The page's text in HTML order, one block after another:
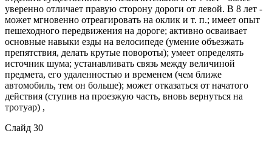
уверенно отличает правую сторону дороги от левой. В 8 лет -
может мгновенно отреагировать на оклик и т. п.; имеет опыт
пешеходного передвижения на дороге; активно осваивает
основные навыки езды на велосипеде (умение объезжать
препятствия, делать крутые повороты); умеет определять
источник шума; устанавливать связь между величиной
предмета, его удаленностью и временем (чем ближе
автомобиль, тем он больше); может отказаться от начатого
действия (ступив на проезжую часть, вновь вернуться на
тротуар) ,
Слайд 30